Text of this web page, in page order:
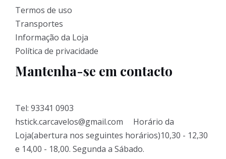
Termos de uso
Transportes
Informação da Loja
Política de privacidade
Mantenha-se em contacto
Tel: 93341 0903
hstick.carcavelos@gmail.com Horário da
Loja(abertura nos seguintes horários)10,30 - 12,30
e 14,00 - 18,00. Segunda a Sábado.